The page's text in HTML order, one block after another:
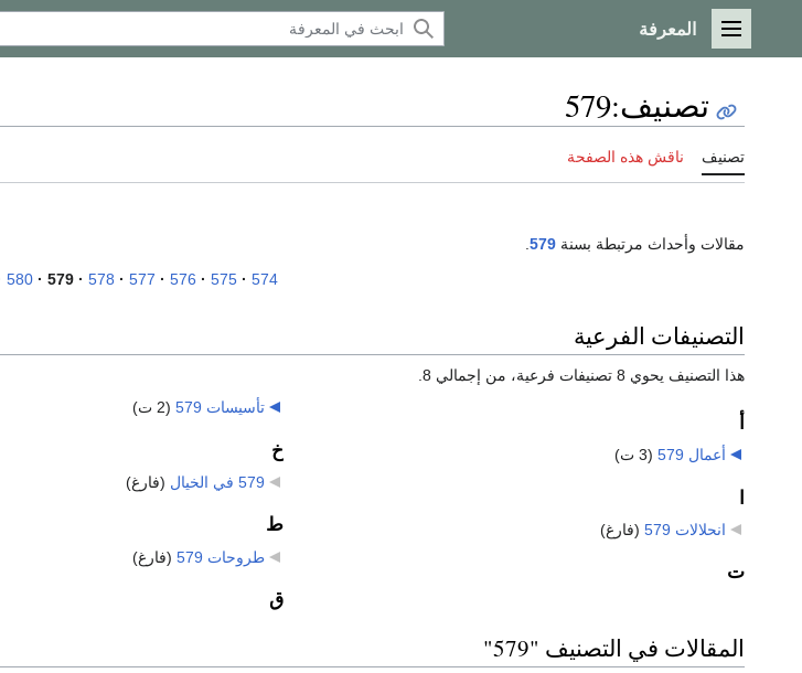
القائمة الرئيسية
المعرفة
تصنيف:
579
تصنيف ناقش هذه الصفحة
مقالات وأحداث مرتبطة بسنة 579
574
575
576
577
578
579
580
التصنيفات الفرعية
هذا التصنيف يحوي 8 تصنيفات فرعية، من إجمالي 8.
أعمال 579 (3 ت)
انحلالات 579 (فارغ)
ت
تأسيسات 579 (2 ت)
خ
579 في الخيال (فارغ)
ط
طروحات 579 (فارغ)
ق
المقالات في التصنيف "579"